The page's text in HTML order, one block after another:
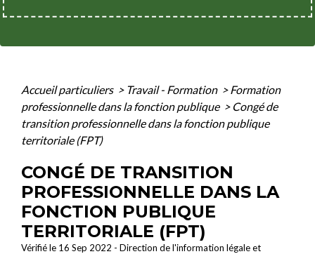
Accueil particuliers > Travail - Formation > Formation
professionnelle dans la fonction publique > Congé de
transition professionnelle dans la fonction publique
territoriale (FPT)
CONGÉ DE TRANSITION
PROFESSIONNELLE DANS LA
FONCTION PUBLIQUE
TERRITORIALE (FPT)
Vérifié le 16 Sep 2022 - Direction de l'information légale et